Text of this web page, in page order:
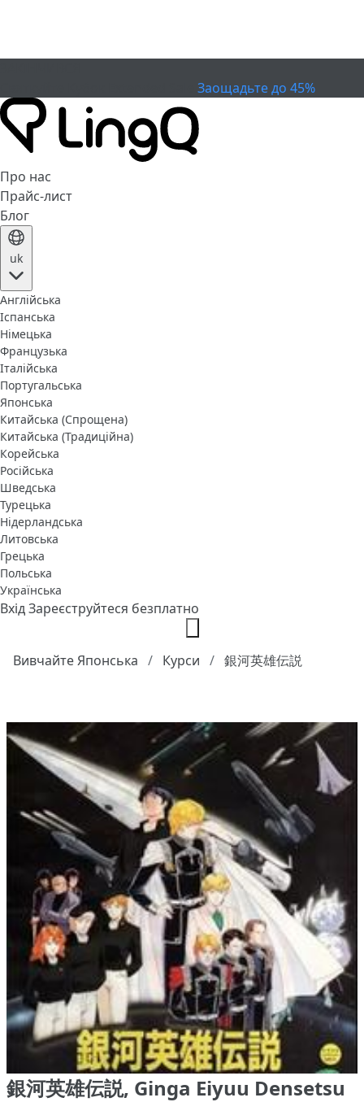
Заощадьте до 45%
Про нас
Прайс-лист
Блог
uk
Англійська
Іспанська
Німецька
Французька
Італійська
Португальська
Японська
Китайська (Спрощена)
Китайська (Традиційна)
Корейська
Російська
Шведська
Турецька
Нідерландська
Литовська
Грецька
Польська
Українська
ВхідЗареєструйтеся безплатно
Вивчайте Японська Курси 銀河英雄伝説
銀河英雄伝説, Ginga Eiyuu Densetsu